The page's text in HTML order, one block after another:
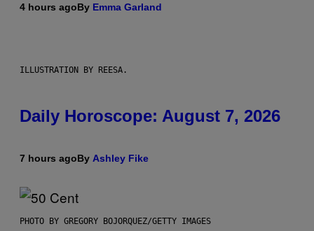
4 hours agoBy Emma Garland
ILLUSTRATION BY REESA.
Daily Horoscope: August 7, 2026
7 hours agoBy Ashley Fike
PHOTO BY GREGORY BOJORQUEZ/GETTY IMAGES